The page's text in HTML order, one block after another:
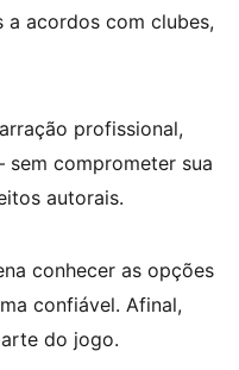
acordos com clubes,
profissional,
comprometer sua
autorais.
conhecer as opções
confiável. Afinal,
do jogo.